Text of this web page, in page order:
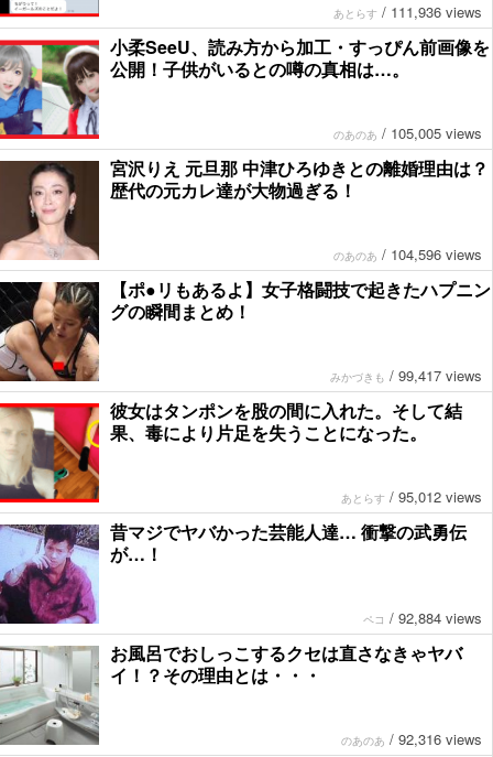
あとらす / 111,936 views
小柔SeeU、読み方から加工・すっぴん前画像を
公開！子供がいるとの噂の真相は…。
のあのあ / 105,005 views
宮沢りえ 元旦那 中津ひろゆきとの離婚理由は？
歴代の元カレ達が大物過ぎる！
のあのあ / 104,596 views
【ポ●リもあるよ】女子格闘技で起きたハプニン
グの瞬間まとめ！
みかづきも / 99,417 views
彼女はタンポンを股の間に入れた。そして結
果、毒により片足を失うことになった。
あとらす / 95,012 views
昔マジでヤバかった芸能人達… 衝撃の武勇伝
が…！
ペコ / 92,884 views
お風呂でおしっこするクセは直さなきゃヤバ
イ！？その理由とは・・・
のあのあ / 92,316 views